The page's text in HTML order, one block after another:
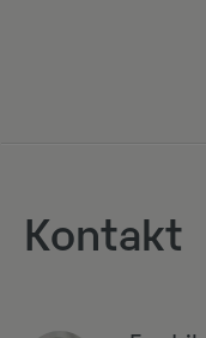
Kontakt